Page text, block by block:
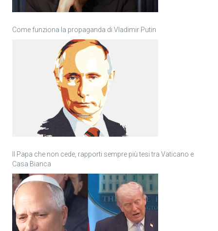
Come funziona la propaganda di Vladimir Putin
Il Papa che non cede, rapporti sempre più tesi tra Vaticano e
Casa Bianca